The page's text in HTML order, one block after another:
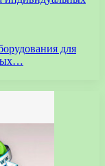
для